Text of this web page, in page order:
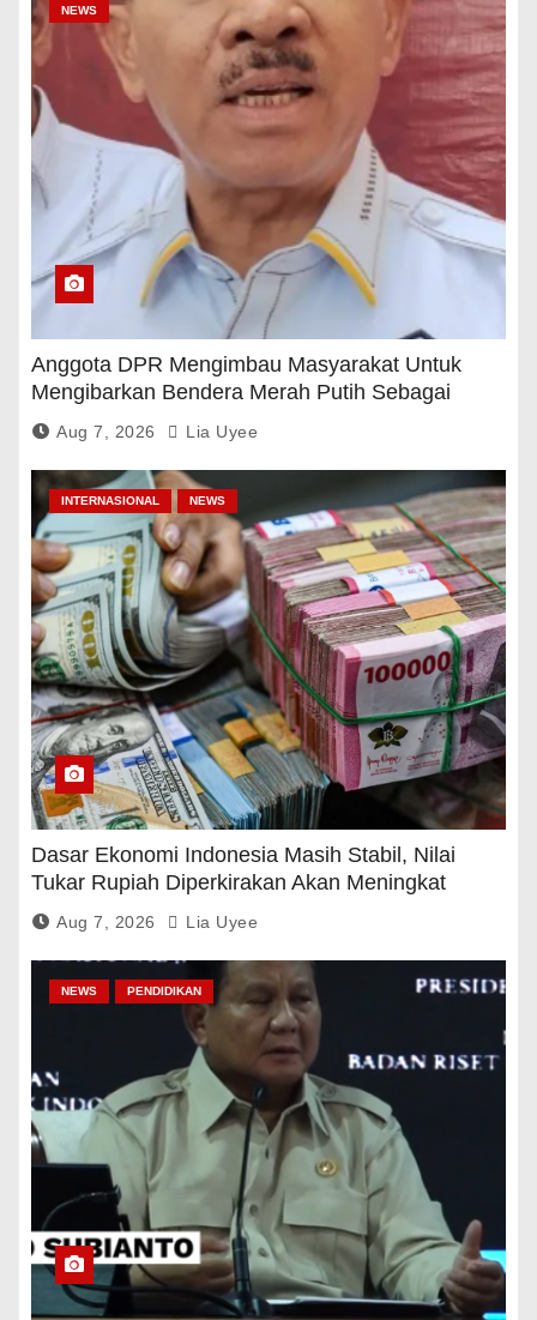
NEWS
Anggota DPR Mengimbau Masyarakat Untuk
Mengibarkan Bendera Merah Putih Sebagai
Tanda Rasa Terima Kasih
Aug 7, 2026 Lia Uyee
INTERNASIONAL NEWS
Dasar Ekonomi Indonesia Masih Stabil, Nilai
Tukar Rupiah Diperkirakan Akan Meningkat
Aug 7, 2026 Lia Uyee
NEWS PENDIDIKAN